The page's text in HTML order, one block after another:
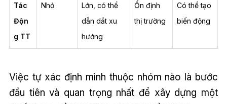
Tác
Độn
g TT
Nhỏ
Lớn, có thể
dẫn dắt xu
hướng
Ổn định
thị trường
Có thể tạo
biến động
Việc tự xác định mình thuộc nhóm nào là bước
đầu tiên và quan trọng nhất để xây dựng một